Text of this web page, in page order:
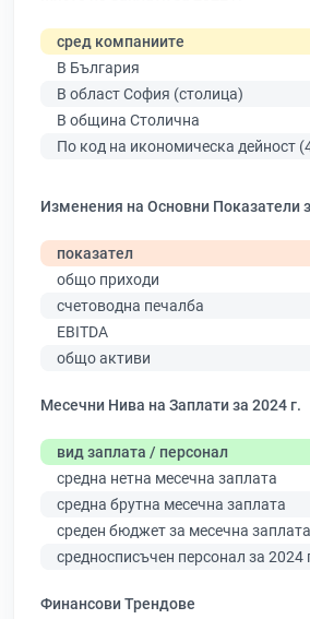
сред компаниите
В България
В област София (столица)
В община Столична
По код на икономическа дейност
Изменения на Основни Показатели
показател
общо приходи
счетоводна печалба
EBITDA
общо активи
Месечни Нива на Заплати за 2024 г.
вид заплата / персонал
средна нетна месечна заплата
средна брутна месечна заплата
среден бюджет за месечна заплата
средносписъчен персонал за 2024
Финансови Трендове